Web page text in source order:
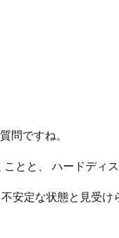
問ですね。
と、 ハードディ
安定な状態と見受け